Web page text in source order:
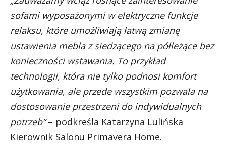
sofami wyposażonymi w elektryczne funkcje
relaksu, które umożliwiają łatwą zmianę
ustawienia mebla z siedzącego na półleżące bez
konieczności wstawania. To przykład
technologii, która nie tylko podnosi komfort
użytkowania, ale przede wszystkim pozwala na
dostosowanie przestrzeni do indywidualnych
potrzeb”– podkreśla Katarzyna Lulińska
Kierownik Salonu Primavera Home.